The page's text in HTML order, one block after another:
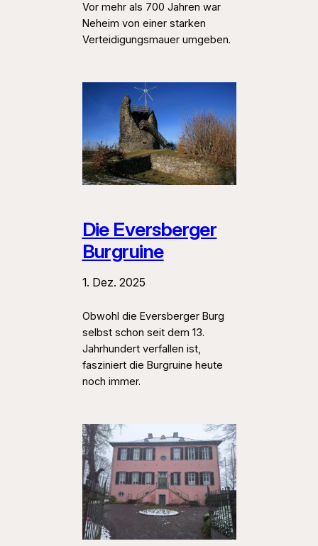
Vor mehr als 700 Jahren war
Neheim von einer starken
Verteidigungsmauer umgeben.
Die Eversberger
Burgruine
1. Dez. 2025
Obwohl die Eversberger Burg
selbst schon seit dem 13.
Jahrhundert verfallen ist,
fasziniert die Burgruine heute
noch immer.